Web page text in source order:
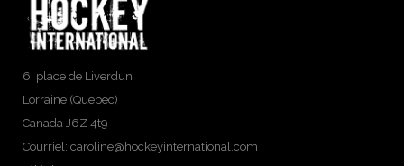
6, place de Liverdun
Lorraine (Quebec)
Canada J6Z 4t9
Courriel: caroline@hockeyinternational.com